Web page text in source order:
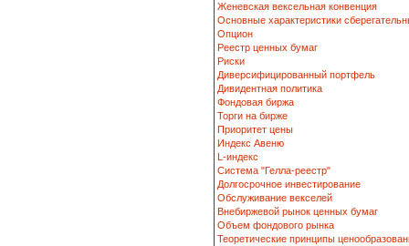
Женевская вексельная конвенция
Основные характеристики
Опцион
Реестр ценных бумаг
Риски
Диверсифицированный портфель
Дивидентная политика
Фондовая биржа
Торги на бирже
Приоритет цены
Индекс Авеню
L-индекс
Система "Гелла-реестр"
Долгосрочное инвестирование
Обслуживание векселей
Внебиржевой рынок ценных бумаг
Объем фондового рынка
Теоретические принципы